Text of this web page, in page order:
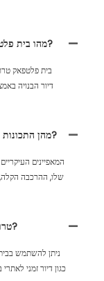
מהו בית פלטפאק טרומי לבידוד מותאם אישית של יצרן?
בית פלטפאק
דיור הבנויה
מהן התכונות העיקריות של בית חבילה שטוחה טרומית זו?
המאפיינים
שלו, ההרכבה הקלה,
היכן ניתן להשתמש בבית Flatpack טרומי זה?
ניתן להשתמש
כגון דיור זמני